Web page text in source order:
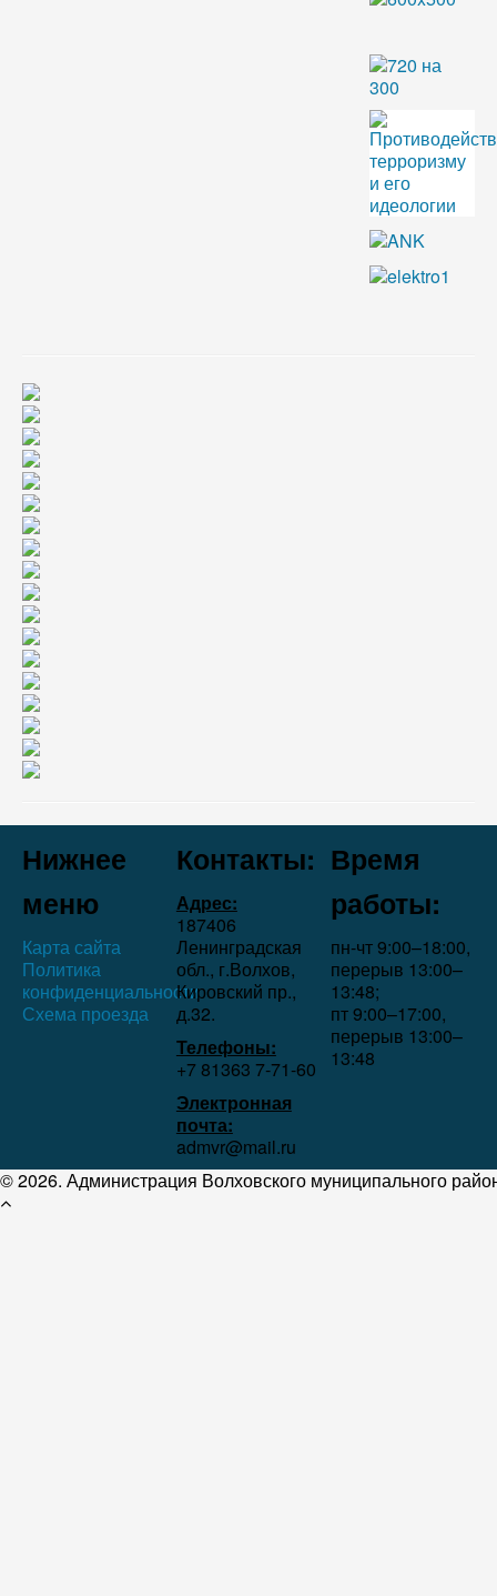
Нижнее
меню
Карта сайта
Политика
конфиденциальности
Схема проезда
Контакты:
Адрес:
187406
Ленинградская
обл., г.Волхов,
Кировский пр.,
д.32.
Телефоны:
+7 81363 7‑71-60
Электронная
почта:
admvr@mail.ru
Время
работы:
пн-чт 9:00–18:00,
перерыв 13:00–
13:48;
пт 9:00–17:00,
перерыв 13:00–
13:48
© 2026. Администрация Волховского муниципального